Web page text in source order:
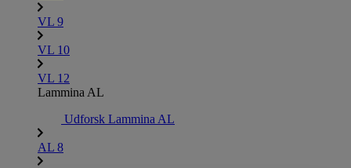
VL 9
VL 10
VL 12
Lammina AL
Udforsk Lammina AL
AL 8